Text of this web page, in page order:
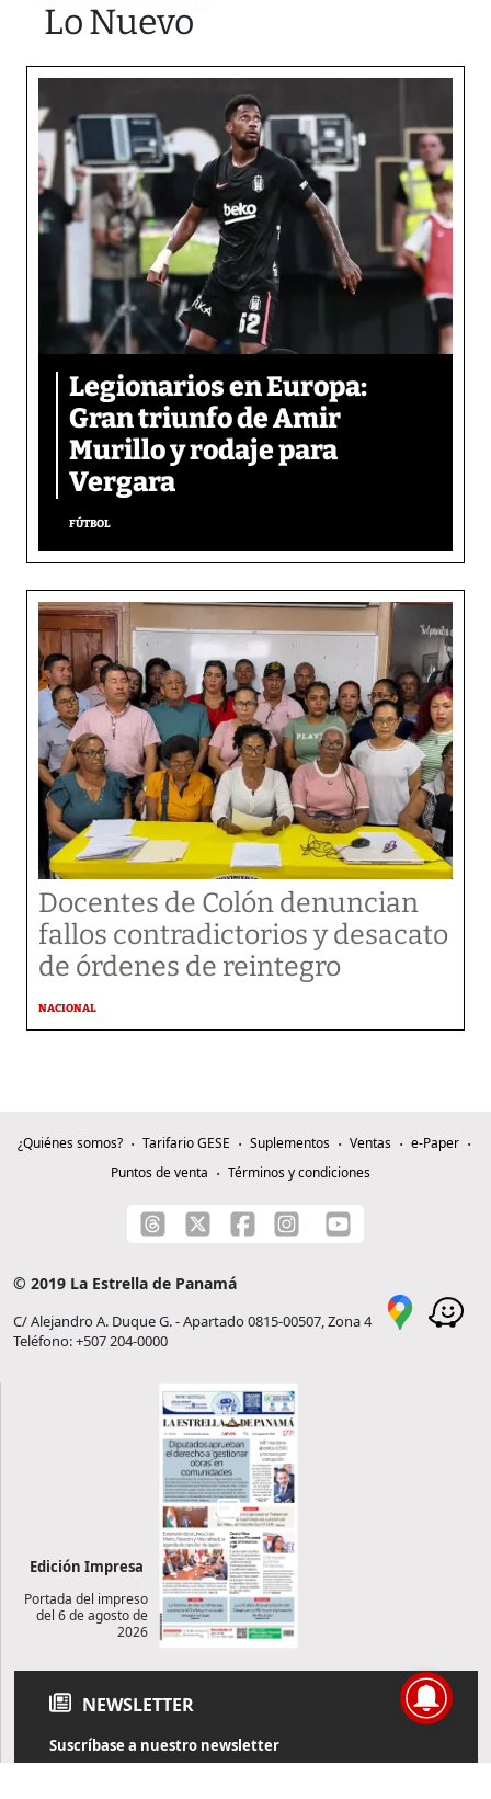
Lo Nuevo
Legionarios en Europa:
Gran triunfo de Amir
Murillo y rodaje para
Vergara
FÚTBOL
Docentes de Colón denuncian
fallos contradictorios y desacato
de órdenes de reintegro
NACIONAL
¿Quiénes somos? Tarifario GESE Suplementos Ventas
e-Paper
Puntos de venta
Términos y condiciones
© 2019 La Estrella de Panamá
C/ Alejandro A. Duque G. - Apartado 0815-00507, Zona 4
Teléfono: +507 204-0000
Edición Impresa
Portada del impreso
del 6 de agosto de
2026
NEWSLETTER
Suscríbase a nuestro newsletter
Reciba diariamente información de actualidad directamente en